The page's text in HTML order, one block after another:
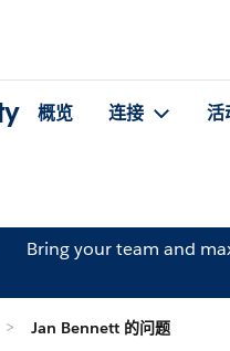
概览 连接 活
Bring your team and
Jan Bennett 的问题